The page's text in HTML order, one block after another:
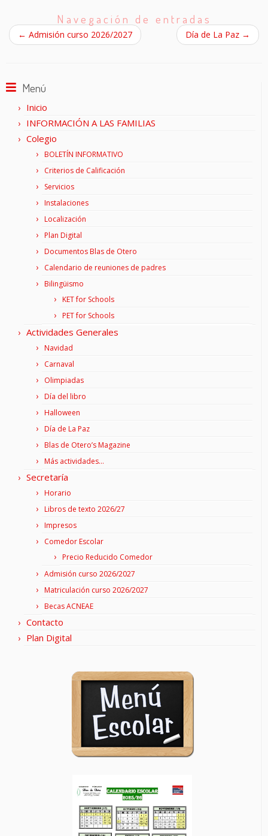
Navegación de entradas
← Admisión curso 2026/2027 Día de La Paz →
Menú
Inicio
INFORMACIÓN A LAS FAMILIAS
Colegio
BOLETÍN INFORMATIVO
Criterios de Calificación
Servicios
Instalaciones
Localización
Plan Digital
Documentos Blas de Otero
Calendario de reuniones de padres
Bilingüismo
KET for Schools
PET for Schools
Actividades Generales
Navidad
Carnaval
Olimpiadas
Día del libro
Halloween
Día de La Paz
Blas de Otero’s Magazine
Más actividades…
Secretaría
Horario
Libros de texto 2026/27
Impresos
Comedor Escolar
Precio Reducido Comedor
Admisión curso 2026/2027
Matriculación curso 2026/2027
Becas ACNEAE
Contacto
Plan Digital